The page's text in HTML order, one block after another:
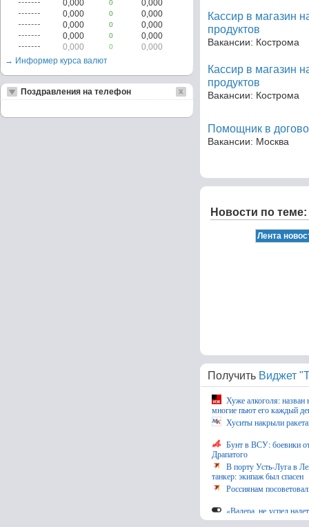
Кассир в магазин
продуктов
Вакансии: Кострома
Кассир в магазин
продуктов
Вакансии: Кострома
Помощник в
Вакансии: Москва
Новости по
Получить Виджет
Хуже алкоголя: назван
многие пьют его каждый
Хуситы накрыли
Бунт в ВСУ: боевики
Драпатого
В порту Усть-Луга в
танкер: экипаж был спасен
Россиянам
«Валера, не успел
на Волге рыбака
0,000
0
0,000
0,000
0
0,000
0,000
0
0,000
0,000
0
0,000
0,000
0
0,000
→ Информер курса валют
Поздравления на телефон